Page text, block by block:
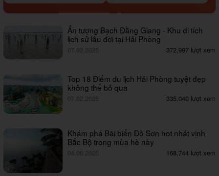
Ấn tượng Bạch Đằng Giang - Khu di tích
lịch sử lâu đời tại Hải Phòng
07.02.2025 372,997 lượt xem
Top 18 Điểm du lịch Hải Phòng tuyệt đẹp
không thể bỏ qua
07.02.2025 335,040 lượt xem
Khám phá Bãi biển Đồ Sơn hot nhất vịnh
Bắc Bộ trong mùa hè này
04.06.2025 168,744 lượt xem